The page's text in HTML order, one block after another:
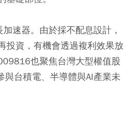
速器。由於採不配息設計，
投資，有機會透過複利效果放
也聚焦台灣大型權值股
與台積電、半導體與AI產業未